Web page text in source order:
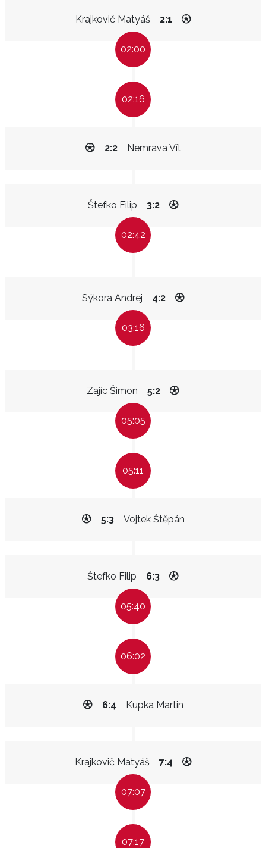
Krajkovič Matyáš 2:1
02:00
02:16
Nemrava Vít
2:2
Štefko Filip 3:2
02:42
Sýkora Andrej 4:2
03:16
Zajíc Šimon 5:2
05:05
05:11
Vojtek Štěpán
5:3
Štefko Filip 6:3
05:40
06:02
Kupka Martin
6:4
Krajkovič Matyáš 7:4
07:07
07:17